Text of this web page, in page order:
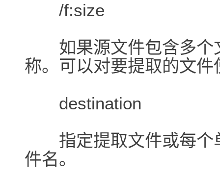
/f:size
如果源文件包含多个
称。可以对要提取的文件
destination
指定提取文件或每个
件名。